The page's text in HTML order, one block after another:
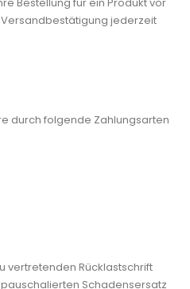
Bestellung für ein Produkt vor
jederzeit
durch folgende Zahlungsarten
vertretenden Rücklastschrift
Schadensersatz